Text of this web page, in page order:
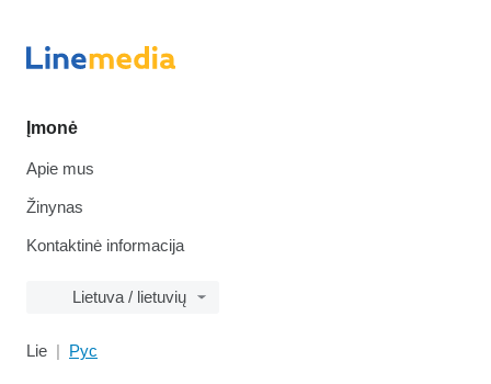
Įmonė
Apie mus
Žinynas
Kontaktinė informacija
Lietuva / lietuvių
Lie Рус